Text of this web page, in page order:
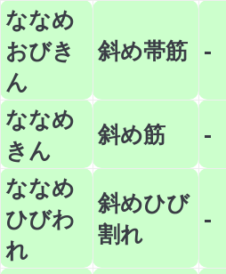
ななめ
おびき
ん
斜め帯筋 -
ななめ
きん
斜め筋
-
ななめ
ひびわ
れ
斜めひび
割れ
-